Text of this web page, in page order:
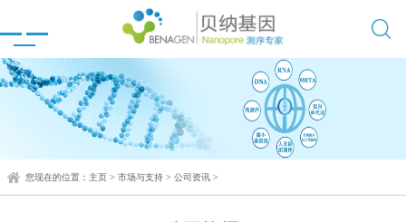

您现在的位置： 主页 > 市场与支持 > 公司资讯 >